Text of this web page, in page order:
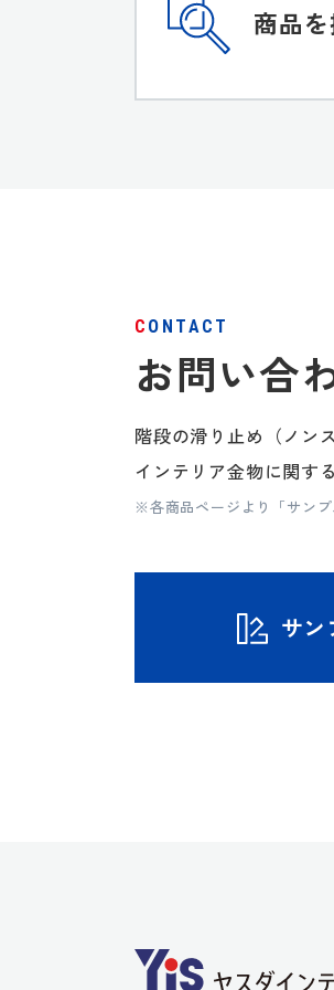
商品
CONTACT
お問い合
階段の滑り止め（ノン
インテリア金物に関す
※各商品ページより「サンプ
サン